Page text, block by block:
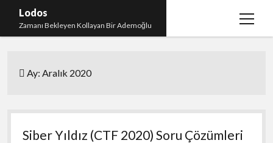
Lodos
Zamanı Bekleyen Kollayan Bir Ademoğlu
menüyü
test
Ay:Aralık 2020
Siber Yıldız (CTF 2020) Soru Çözümleri